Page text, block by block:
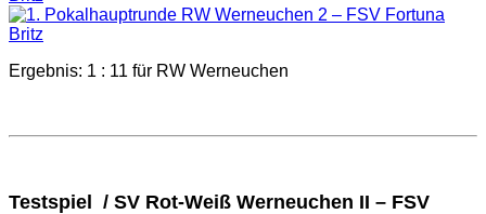
Ergebnis: 1 : 11 für RW Werneuchen
Testspiel / SV Rot-Weiß Werneuchen II – FSV